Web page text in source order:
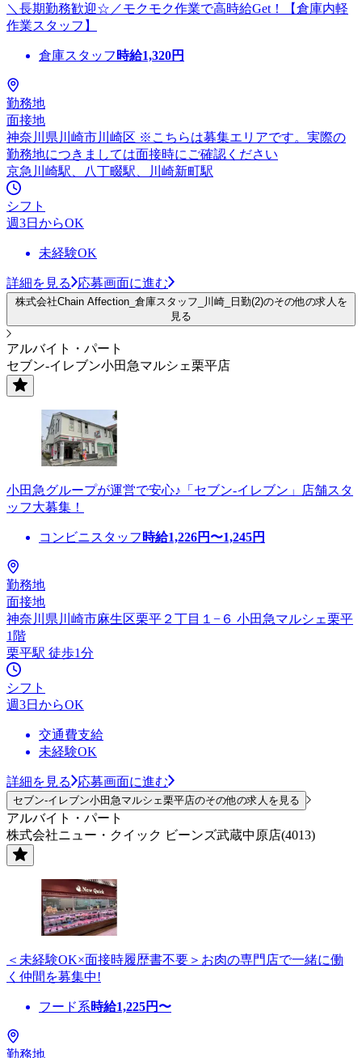
＼長期勤務歓迎☆／モクモク作業で高時給Get！【倉庫内軽
作業スタッフ】
倉庫スタッフ 時給1,320円
勤務地
面接地
神奈川県川崎市川崎区 ※こちらは募集エリアです。実際の
勤務地につきましては面接時にご確認ください
京急川崎駅、八丁畷駅、川崎新町駅
シフト
週3日からOK
未経験OK
詳細を見る 応募画面に進む
株式会社Chain Affection_倉庫スタッフ_川崎_日勤(2)のその他の求人を
見る
アルバイト・パート
セブン-イレブン小田急マルシェ栗平店
小田急グループが運営で安心♪「セブン-イレブン」店舗スタ
ッフ大募集！
コンビニスタッフ 時給1,226円〜1,245円
勤務地
面接地
神奈川県川崎市麻生区栗平２丁目１−６ 小田急マルシェ栗平
1階
栗平駅 徒歩1分
シフト
週3日からOK
交通費支給
未経験OK
詳細を見る 応募画面に進む
セブン-イレブン小田急マルシェ栗平店のその他の求人を見る
アルバイト・パート
株式会社ニュー・クイック ビーンズ武蔵中原店(4013)
＜未経験OK×面接時履歴書不要＞お肉の専門店で一緒に働
く仲間を募集中!
フード系時給1,225円〜
勤務地